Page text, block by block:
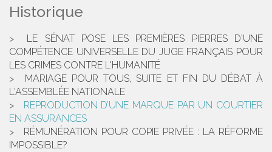
Historique
LE SÉNAT POSE LES PREMIÈRES PIERRES D'UNE
COMPÉTENCE UNIVERSELLE DU JUGE FRANÇAIS POUR
LES CRIMES CONTRE L'HUMANITÉ
MARIAGE POUR TOUS, SUITE ET FIN DU DÉBAT À
L'ASSEMBLÉE NATIONALE
REPRODUCTION D’UNE MARQUE PAR UN COURTIER
EN ASSURANCES
RÉMUNÉRATION POUR COPIE PRIVÉE : LA RÉFORME
IMPOSSIBLE?